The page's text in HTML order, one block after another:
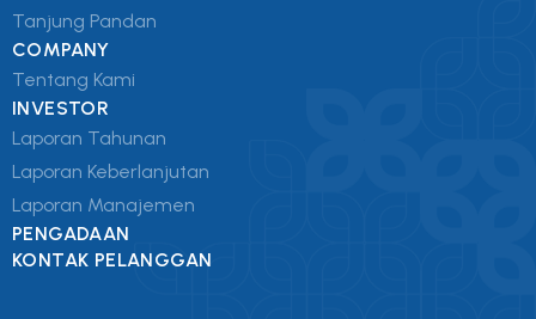
Tanjung Pandan
COMPANY
Tentang Kami
INVESTOR
Laporan Tahunan
Laporan Keberlanjutan
Laporan Manajemen
PENGADAAN
KONTAK PELANGGAN